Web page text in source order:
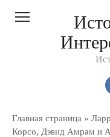
Главная страница »
Корсо, Дэвид Амрам и